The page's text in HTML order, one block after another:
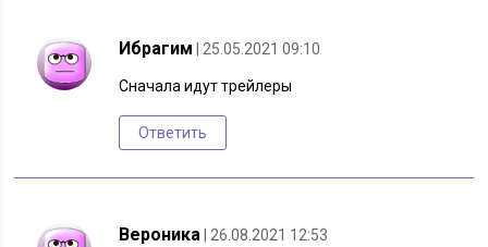
Ибрагим | 25.05.2021 09:10
Сначала идут трейлеры
Ответить
Вероника | 26.08.2021 12:53